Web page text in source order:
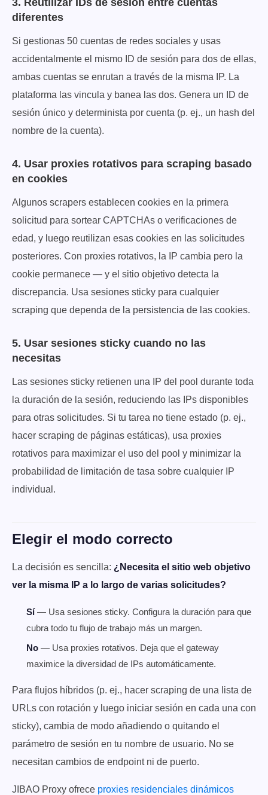
3. Reutilizar IDs de sesión entre cuentas
diferentes
Si gestionas 50 cuentas de redes sociales y usas
accidentalmente el mismo ID de sesión para dos de ellas,
ambas cuentas se enrutan a través de la misma IP. La
plataforma las vincula y banea las dos. Genera un ID de
sesión único y determinista por cuenta (p. ej., un hash del
nombre de la cuenta).
4. Usar proxies rotativos para scraping basado
en cookies
Algunos scrapers establecen cookies en la primera
solicitud para sortear CAPTCHAs o verificaciones de
edad, y luego reutilizan esas cookies en las solicitudes
posteriores. Con proxies rotativos, la IP cambia pero la
cookie permanece — y el sitio objetivo detecta la
discrepancia. Usa sesiones sticky para cualquier
scraping que dependa de la persistencia de las cookies.
5. Usar sesiones sticky cuando no las
necesitas
Las sesiones sticky retienen una IP del pool durante toda
la duración de la sesión, reduciendo las IPs disponibles
para otras solicitudes. Si tu tarea no tiene estado (p. ej.,
hacer scraping de páginas estáticas), usa proxies
rotativos para maximizar el uso del pool y minimizar la
probabilidad de limitación de tasa sobre cualquier IP
individual.
Elegir el modo correcto
La decisión es sencilla: ¿Necesita el sitio web objetivo
ver la misma IP a lo largo de varias solicitudes?
Sí— Usa sesiones sticky. Configura la duración para que
cubra todo tu flujo de trabajo más un margen.
No — Usa proxies rotativos. Deja que el gateway
maximice la diversidad de IPs automáticamente.
Para flujos híbridos (p. ej., hacer scraping de una lista de
URLs con rotación y luego iniciar sesión en cada una con
sticky), cambia de modo añadiendo o quitando el
parámetro de sesión en tu nombre de usuario. No se
necesitan cambios de endpoint ni de puerto.
JIBAO Proxy ofrece proxies residenciales dinámicos